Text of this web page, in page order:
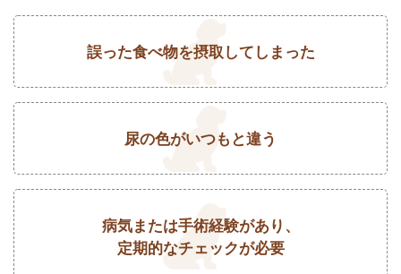
誤った食べ物を摂取してしまった
尿の色がいつもと違う
病気または手術経験があり、
定期的なチェックが必要